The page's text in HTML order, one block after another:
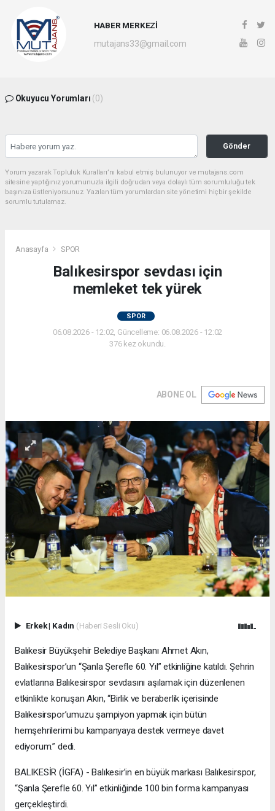
HABER MERKEZİ
mutajans33@gmail.com
Okuyucu Yorumları (0)
Gönder
Yorum yazarak Topluluk Kuralları’nı kabul etmiş bulunuyor ve mutajans.com
sitesine yaptığınız yorumunuzla ilgili doğrudan veya dolaylı tüm sorumluluğu tek
başınıza üstleniyorsunuz. Yazılan tüm yorumlardan site yönetimi hiçbir şekilde
sorumlu tutulamaz.
Anasayfa SPOR
Balıkesirspor sevdası için
memleket tek yürek
SPOR
06.08.2026 - 12:02, Güncelleme: 06.08.2026 - 12:02
376 kez okundu.
ABONE OL
Erkek| Kadın (Haberi Sesli Oku)
Balıkesir Büyükşehir Belediye Başkanı Ahmet Akın,
Balıkesirspor’un “Şanla Şerefle 60. Yıl” etkinliğine katıldı. Şehrin
evlatlarına Balıkesirspor sevdasını aşılamak için düzenlenen
etkinlikte konuşan Akın, “Birlik ve beraberlik içerisinde
Balıkesirspor’umuzu şampiyon yapmak için bütün
hemşehrilerimi bu kampanyaya destek vermeye davet
ediyorum.” dedi.
BALIKESİR (İGFA) - Balıkesir’in en büyük markası Balıkesirspor,
“Şanla Şerefle 60. Yıl” etkinliğinde 100 bin forma kampanyası
gerçekleştirdi.